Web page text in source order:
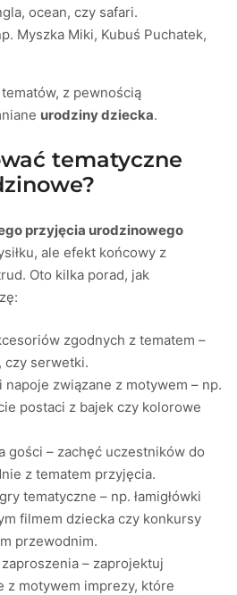
ocean, czy safari.
Myszka Miki, Kubuś Puchatek,
z pewnością
urodziny dziecka.
tematyczne
przyjęcia urodzinowego
ale efekt końcowy z
Oto kilka porad, jak
zgodnych z tematem –
czy serwetki.
związane z motywem – np.
postaci z bajek czy kolorowe
gości – zachęć uczestników do
z tematem przyjęcia.
tematyczne – np. łamigłówki
filmem dziecka czy konkursy
przewodnim.
– zaprojektuj
z motywem imprezy, które